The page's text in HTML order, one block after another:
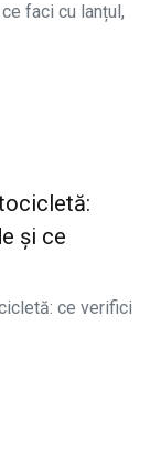
faci cu lanțul,
și ce
ce verifici